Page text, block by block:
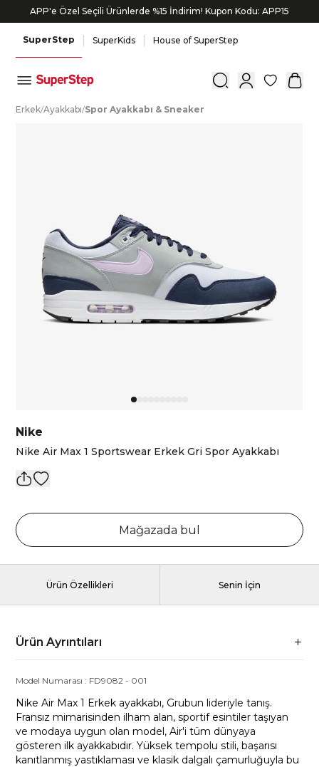
APP'e Özel Seçili Ürünlerde %15 İndirim! Kupon Kodu: APP15
Bonus kartlara özel vade farksız taksit seçenekleri!
SuperStep
SuperKids House of SuperStep
0
Erkek/Ayakkabı/Spor Ayakkabı & Sneaker
Nike
Nike Air Max 1 Sportswear Erkek Gri Spor Ayakkabı
Mağazada bul
Ürün Özellikleri Senin İçin
Ürün Ayrıntıları
Model Numarası : FD9082 - 001
Nike Air Max 1 Erkek ayakkabı, Grubun lideriyle tanış.
Fransız mimarisinden ilham alan, sportif esintiler taşıyan
ve modaya uygun olan model, Air'i tüm dünyaya
gösteren ilk ayakkabıdır. Yüksek tempolu stili, başarısı
kanıtlanmış yastıklaması ve klasik dalgalı çamurluğuyla bu